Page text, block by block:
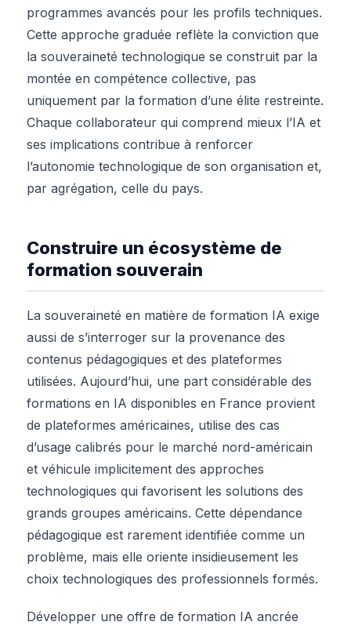
programmes avancés pour les profils techniques.
Cette approche graduée reflète la conviction que
la souveraineté technologique se construit par la
montée en compétence collective, pas
uniquement par la formation d’une élite restreinte.
Chaque collaborateur qui comprend mieux l’IA et
ses implications contribue à renforcer
l’autonomie technologique de son organisation et,
par agrégation, celle du pays.
Construire un écosystème de
formation souverain
La souveraineté en matière de formation IA exige
aussi de s’interroger sur la provenance des
contenus pédagogiques et des plateformes
utilisées. Aujourd’hui, une part considérable des
formations en IA disponibles en France provient
de plateformes américaines, utilise des cas
d’usage calibrés pour le marché nord-américain
et véhicule implicitement des approches
technologiques qui favorisent les solutions des
grands groupes américains. Cette dépendance
pédagogique est rarement identifiée comme un
problème, mais elle oriente insidieusement les
choix technologiques des professionnels formés.
Développer une offre de formation IA ancrée